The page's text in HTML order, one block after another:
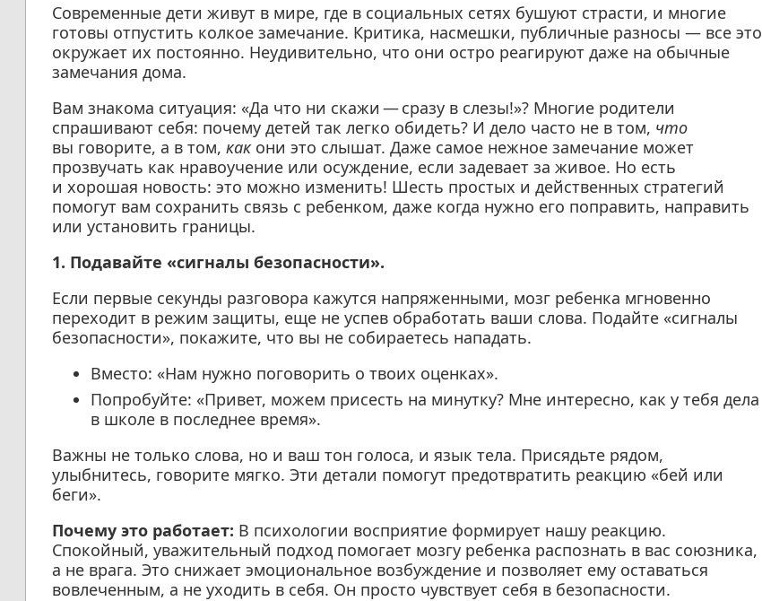
Современные дети живут в мире, где в социальных сетях бушуют страсти, и многие
готовы отпустить колкое замечание. Критика, насмешки, публичные разносы — все это
окружает их постоянно. Неудивительно, что они остро реагируют даже на обычные
замечания дома.
Вам знакома ситуация: «Да что ни скажи — сразу в слезы!»? Многие родители
спрашивают себя: почему детей так легко обидеть? И дело часто не в том, что
вы говорите, а в том, какони это слышат. Даже самое нежное замечание может
прозвучать как нравоучение или осуждение, если задевает за живое. Но есть
и хорошая новость: это можно изменить! Шесть простых и действенных стратегий
помогут вам сохранить связь с ребенком, даже когда нужно его поправить, направить
или установить границы.
1. Подавайте «сигналы безопасности».
Если первые секунды разговора кажутся напряженными, мозг ребенка мгновенно
переходит в режим защиты, еще не успев обработать ваши слова. Подайте «сигналы
безопасности», покажите, что вы не собираетесь нападать.
Вместо: «Нам нужно поговорить о твоих оценках».
Попробуйте: «Привет, можем присесть на минутку? Мне интересно, как у тебя дела
в школе в последнее время».
Важны не только слова, но и ваш тон голоса, и язык тела. Присядьте рядом,
улыбнитесь, говорите мягко. Эти детали помогут предотвратить реакцию «бей или
беги».
Почему это работает: В психологии восприятие формирует нашу реакцию.
Спокойный, уважительный подход помогает мозгу ребенка распознать в вас союзника,
а не врага. Это снижает эмоциональное возбуждение и позволяет ему оставаться
вовлеченным, а не уходить в себя. Он просто чувствует себя в безопасности.